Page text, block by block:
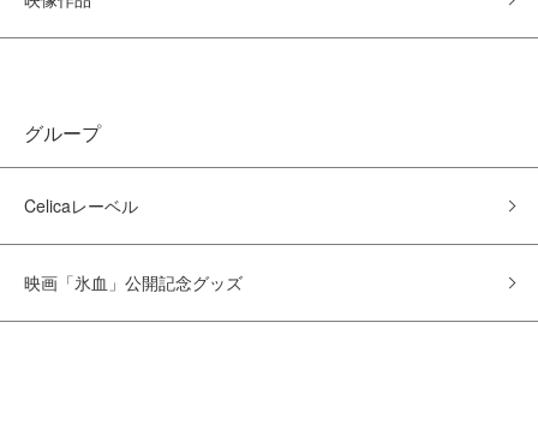
グループ
Celicaレーベル
映画「氷血」公開記念グッズ